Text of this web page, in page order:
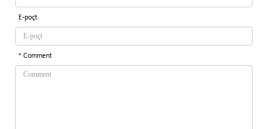
E-poçt
* Comment